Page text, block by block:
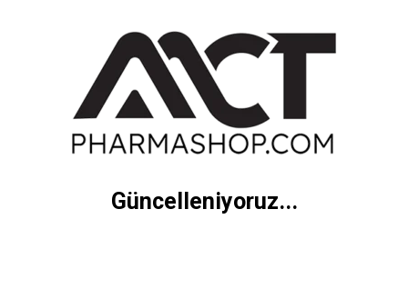
Güncelleniyoruz...